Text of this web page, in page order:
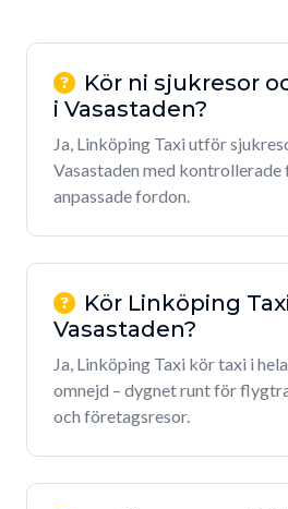
Kör ni sjukresor
i Vasastaden?
Ja, Linköping Taxi utför
Vasastaden med kontrollerade
anpassade fordon.
Kör Linköping
Vasastaden?
Ja, Linköping Taxi kör taxi i
omnejd – dygnet runt för
och företagsresor.